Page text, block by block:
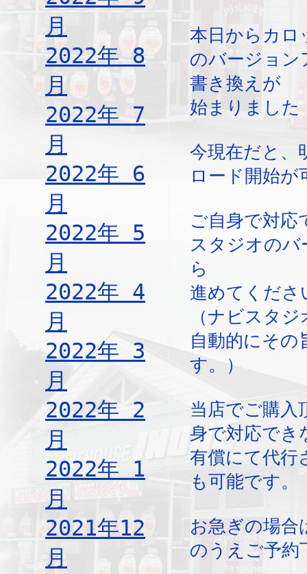
月
2022年 8
月
2022年 7
月
2022年 6
月
2022年 5
月
2022年 4
月
2022年 3
月
2022年 2
月
2022年 1
月
2021年12
月
本日からカロ
のバージョン
書き換えが
始まりました
今現在だと、
ロード開始が
ご自身で対応
スタジオの
ら
進めてくださ
（ナビスタ
自動的にその
す。）
当店でご購入
身で対応でき
有償にて代行
も可能です。
お急ぎの場合
のうえご予約